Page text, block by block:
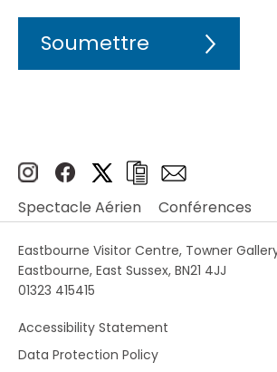
Spectacle Aérien Conférences
Eastbourne Visitor Centre, Towner
Eastbourne, East Sussex, BN21 4JJ
01323 415415
Accessibility Statement
Data Protection Policy